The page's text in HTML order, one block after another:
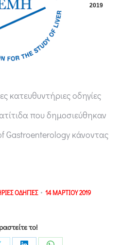
2019
κατευθυντήριες οδηγίες
που δημοσιεύθηκαν
Gastroenterology κάνοντας
ΟΔΗΓΙΕΣ 14 ΜΑΡΤΙΟΥ 2019
το!